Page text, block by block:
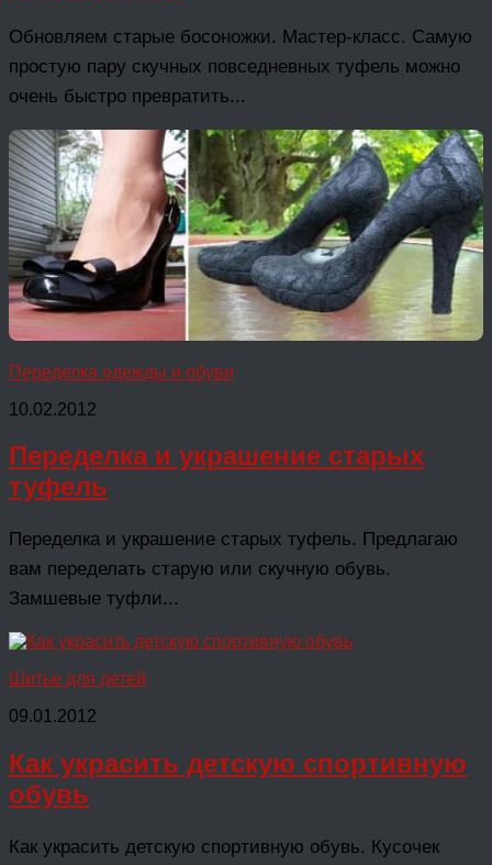
Обновляем старые босоножки. Мастер-класс. Самую
простую пару скучных повседневных туфель можно
очень быстро превратить...
Переделка одежды и обуви
10.02.2012
Переделка и украшение старых
туфель
Переделка и украшение старых туфель. Предлагаю
вам переделать старую или скучную обувь.
Замшевые туфли...
Шитье для детей
09.01.2012
Как украсить детскую спортивную
обувь
Как украсить детскую спортивную обувь. Кусочек